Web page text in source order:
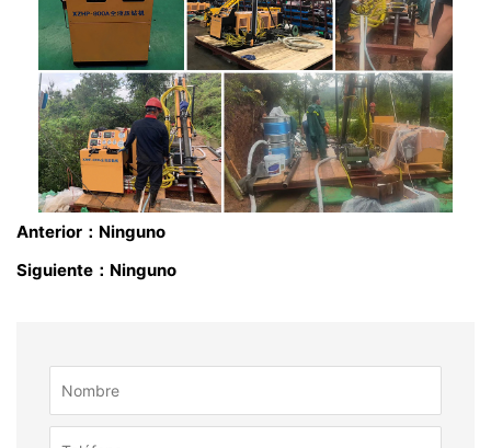
Anterior：Ninguno
Siguiente：Ninguno